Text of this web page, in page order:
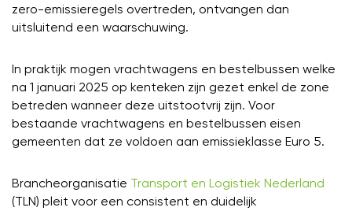
zero-emissieregels overtreden, ontvangen dan
uitsluitend een waarschuwing.
In praktijk mogen vrachtwagens en bestelbussen welke
na 1 januari 2025 op kenteken zijn gezet enkel de zone
betreden wanneer deze uitstootvrij zijn. Voor
bestaande vrachtwagens en bestelbussen eisen
gemeenten dat ze voldoen aan emissieklasse Euro 5.
Brancheorganisatie Transport en Logistiek Nederland
(TLN) pleit voor een consistent en duidelijk